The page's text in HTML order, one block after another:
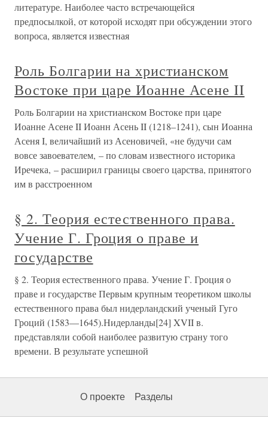
литературе. Наиболее часто встречающейся
предпосылкой, от которой исходят при обсуждении этого
вопроса, является известная
Роль Болгарии на христианском
Востоке при царе Иоанне Асене II
Роль Болгарии на христианском Востоке при царе
Иоанне Асене II Иоанн Асень II (1218–1241), сын Иоанна
Асеня I, величайший из Асеновичей, «не будучи сам
вовсе завоевателем, – по словам известного историка
Иречека, – расширил границы своего царства, принятого
им в расстроенном
§ 2. Теория естественного права.
Учение Г. Гроция о праве и
государстве
§ 2. Теория естественного права. Учение Г. Гроция о
праве и государстве Первым крупным теоретиком школы
естественного права был нидерландский ученый Гуго
Гроций (1583—1645).Нидерланды[24] XVII в.
представляли собой наиболее развитую страну того
времени. В результате успешной
О проекте Разделы